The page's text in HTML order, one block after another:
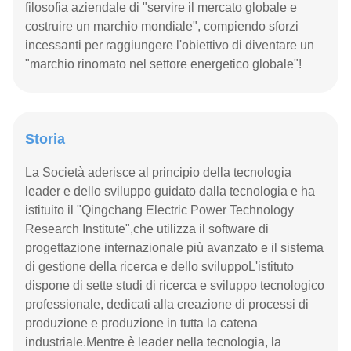
filosofia aziendale di "servire il mercato globale e
costruire un marchio mondiale", compiendo sforzi
incessanti per raggiungere l'obiettivo di diventare un
"marchio rinomato nel settore energetico globale"!
Storia
La Società aderisce al principio della tecnologia
leader e dello sviluppo guidato dalla tecnologia e ha
istituito il "Qingchang Electric Power Technology
Research Institute",che utilizza il software di
progettazione internazionale più avanzato e il sistema
di gestione della ricerca e dello sviluppoL'istituto
dispone di sette studi di ricerca e sviluppo tecnologico
professionale, dedicati alla creazione di processi di
produzione e produzione in tutta la catena
industriale.Mentre è leader nella tecnologia, la